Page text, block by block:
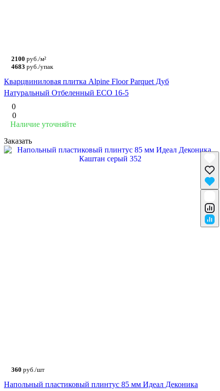
2100 руб./м²
4683 руб./упак
Кварцвиниловая плитка Alpine Floor Parquet Дуб
Натуральный Отбеленный ECO 16-5
0
0
Наличие уточняйте
Заказать
360 руб./шт
Напольный пластиковый плинтус 85 мм Идеал Деконика